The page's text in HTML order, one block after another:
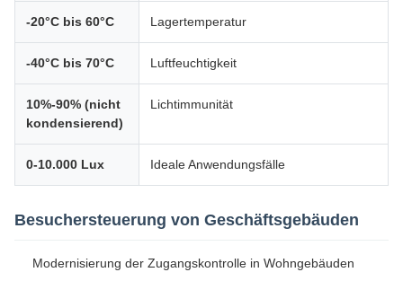
-20°C bis 60°C Lagertemperatur
-40°C bis 70°C Luftfeuchtigkeit
10%-90% (nicht
kondensierend)
Lichtimmunität
0-10.000 Lux Ideale Anwendungsfälle
Besuchersteuerung von Geschäftsgebäuden
Modernisierung der Zugangskontrolle in Wohngebäuden